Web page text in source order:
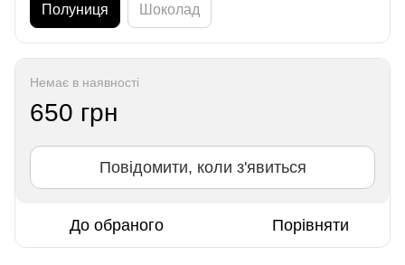
Полуниця Шоколад
Немає в наявності
650 грн
Повідомити, коли з'явиться
До обраного Порівняти